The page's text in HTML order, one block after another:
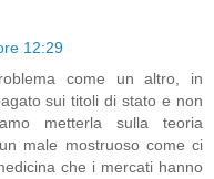
12:29
come un altro, in
sui titoli di stato e non
metterla sulla teoria
male mostruoso come ci
che i mercati hanno